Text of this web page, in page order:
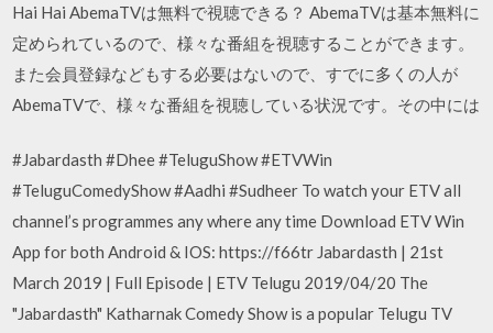
Hai Hai AbemaTVは無料で視聴できる？ AbemaTVは基本無料に
定められているので、様々な番組を視聴することができます。
また会員登録などもする必要はないので、すでに多くの人が
AbemaTVで、様々な番組を視聴している状況です。その中には
#Jabardasth #Dhee #TeluguShow #ETVWin
#TeluguComedyShow #Aadhi #Sudheer To watch your ETV all
channel’s programmes any where any time Download ETV Win
App for both Android & IOS: https://f66tr Jabardasth | 21st
March 2019 | Full Episode | ETV Telugu 2019/04/20 The
"Jabardasth" Katharnak Comedy Show is a popular Telugu TV